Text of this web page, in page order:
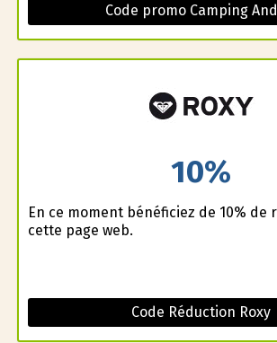
Code promo Camping
10%
En ce moment bénéficiez de 10% de
cette page web.
Code Réduction Roxy